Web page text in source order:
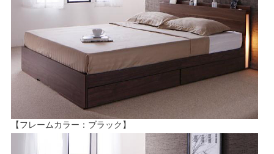
【フレームカラー：ブラック】